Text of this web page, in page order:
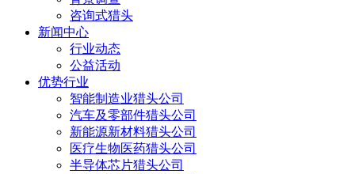
咨询式猎头
新闻中心
行业动态
公益活动
优势行业
智能制造业猎头公司
汽车及零部件猎头公司
新能源新材料猎头公司
医疗生物医药猎头公司
半导体芯片猎头公司